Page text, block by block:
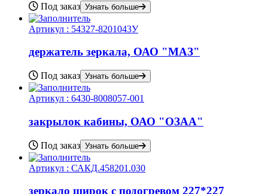
Под заказ Узнать больше
Артикул : 54327-8201043У
держатель зеркала, ОАО "МАЗ"
Под заказ Узнать больше
Артикул : 6430-8008057-001
закрылок кабины, ОАО "ОЗАА"
Под заказ Узнать больше
Артикул : САКД.458201.030
зеркало широк с подогревом 227*227